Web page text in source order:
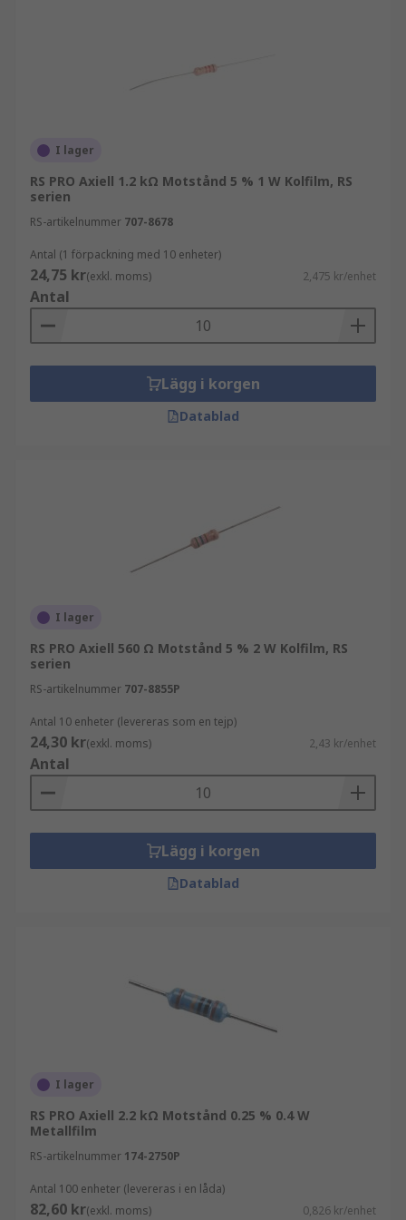
I lager
RS PRO Axiell 1.2 kΩ Motstånd 5 % 1 W Kolfilm, RS
serien
RS-artikelnummer 707-8678
Antal (1 förpackning med 10 enheter)
24,75 kr(exkl. moms) 2,475 kr/enhet
Antal
Lägg i korgen
Datablad
I lager
RS PRO Axiell 560 Ω Motstånd 5 % 2 W Kolfilm, RS
serien
RS-artikelnummer 707-8855P
Antal 10 enheter (levereras som en tejp)
24,30 kr(exkl. moms) 2,43 kr/enhet
Antal
Lägg i korgen
Datablad
I lager
RS PRO Axiell 2.2 kΩ Motstånd 0.25 % 0.4 W
Metallfilm
RS-artikelnummer 174-2750P
Antal 100 enheter (levereras i en låda)
82,60 kr(exkl. moms) 0,826 kr/enhet